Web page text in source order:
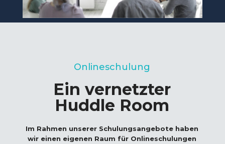
Onlineschulung
Ein vernetzter
Huddle Room
Im Rahmen unserer Schulungsangebote haben
wir einen eigenen Raum für Onlineschulungen